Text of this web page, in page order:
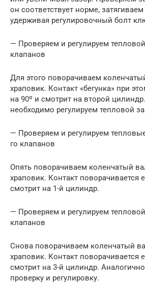
он соответствует норме, затягиваем
удерживая регулировочный болт
— Проверяем и регулируем тепловой
клапанов
Для этого поворачиваем
храповик. Контакт «бегунка» при
на 90º и смотрит на второй
необходимо регулируем тепловой
— Проверяем и регулируем
го клапанов
Опять поворачиваем коленчатый
храповик. Контакт поворачивается
смотрит на 1-й цилиндр.
— Проверяем и регулируем тепловой
клапанов
Снова поворачиваем коленчатый
храповик. Контакт поворачивается
смотрит на 3-й цилиндр.
проверку и регулировку.